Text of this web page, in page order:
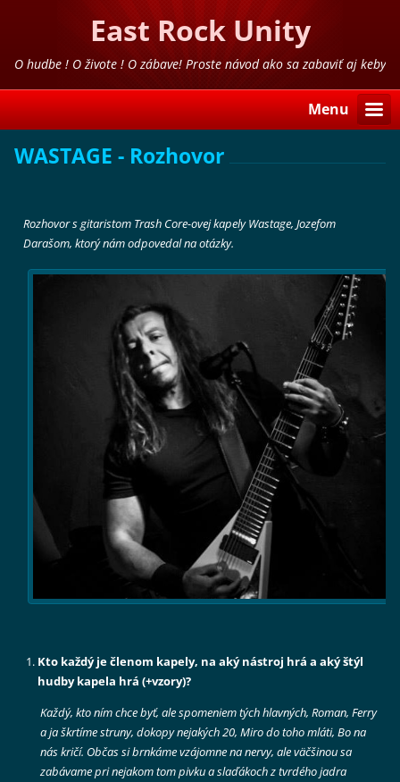
East Rock Unity
O hudbe ! O živote ! O zábave! Proste návod ako sa zabaviť aj keby
Menu
WASTAGE - Rozhovor
Rozhovor s gitaristom Trash Core-ovej kapely Wastage, Jozefom
Darašom, ktorý nám odpovedal na otázky.
Kto každý je členom kapely, na aký nástroj hrá a aký štýl
hudby kapela hrá (+vzory)?
Každý, kto ním chce byť, ale spomeniem tých hlavných, Roman, Ferry
a ja škrtíme struny, dokopy nejakých 20, Miro do toho mláti, Bo na
nás kričí. Občas si brnkáme vzájomne na nervy, ale väčšinou sa
zabávame pri nejakom tom pivku a slaďákoch z tvrdého jadra